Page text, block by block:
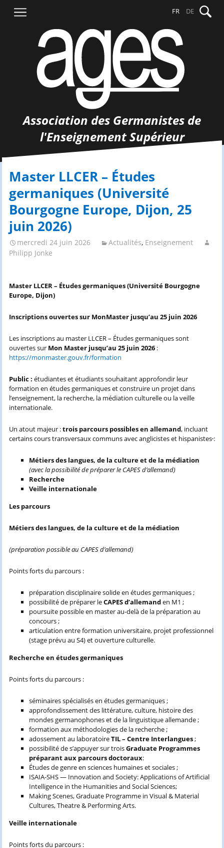
contenu
FR DE
Association des Germanistes de
l'Enseignement Supérieur
Master LLCER – Études
germaniques (Université
Bourgogne Europe, Dijon, 25
juin 2026)
mercredi 24 juin 2026 Actualités, Enseignement
Philipp Jonke
Master LLCER – Études germaniques (Université Bourgogne
Europe, Dijon)
Inscriptions ouvertes sur MonMaster jusqu’au 25 juin 2026
Les inscriptions au master LLCER – Études germaniques sont
ouvertes sur Mon Master jusqu’au 25 juin 2026:
https://monmaster.gouv.fr/formation
Public : étudiantes et étudiants souhaitant approfondir leur
formation en études germaniques et construire un projet dans
l’enseignement, la recherche, la médiation culturelle ou la veille
internationale.
Un atout majeur :trois parcours possibles en allemand, incluant
certains cours transversaux communs avec anglicistes et hispanistes:
Métiers des langues, de la culture et de la médiation
(avec la possibilité de préparer le CAPES d’allemand)
Recherche
Veille internationale
Les parcours
Métiers des langues, de la culture et de la médiation
(préparation possible au CAPES d’allemand)
Points forts du parcours :
préparation disciplinaire solide en études germaniques ;
possibilité de préparer leCAPES d’allemanden M1 ;
poursuite possible en master au-delà de la préparation au
concours ;
articulation entre formation universitaire, projet professionnel
(stage prévu au S4) et ouverture culturelle.
Recherche en études germaniques
Points forts du parcours :
séminaires spécialisés en études germaniques ;
approfondissement des littérature, culture, histoire des
mondes germanophones et de la linguistique allemande ;
formation aux méthodologies de la recherche ;
adossement au laboratoireTIL – Centre Interlangues;
possibilité de s’appuyer sur troisGraduate Programmes
préparant aux parcours doctoraux:
Études de genre en sciences humaines et sociales ;
ISAIA-SHS — Innovation and Society: Applications of Artificial
Intelligence in the Humanities and Social Sciences;
Making Scenes, Graduate Programme in Visual & Material
Cultures, Theatre & Performing Arts.
Veille internationale
Points forts du parcours :